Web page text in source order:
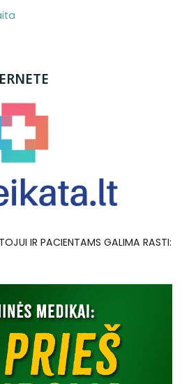
IR PACIENTAMS GALIMA RASTI: